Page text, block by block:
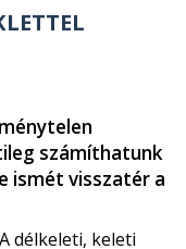
számíthatunk
ismét visszatér a
délkeleti, keleti